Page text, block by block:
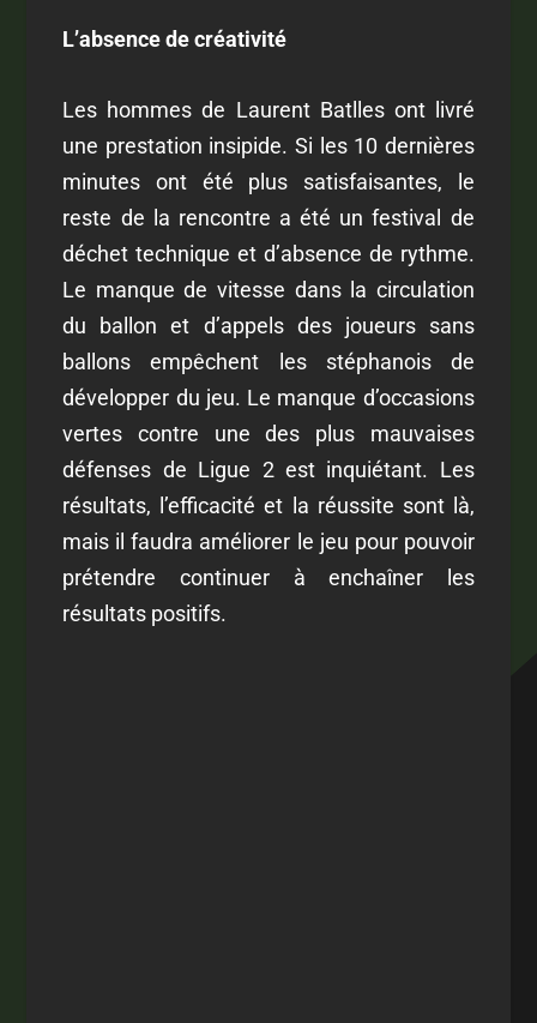
L’absence de créativité
Les hommes de Laurent Batlles ont livré
une prestation insipide. Si les 10 dernières
minutes ont été plus satisfaisantes, le
reste de la rencontre a été un festival de
déchet technique et d’absence de rythme.
Le manque de vitesse dans la circulation
du ballon et d’appels des joueurs sans
ballons empêchent les stéphanois de
développer du jeu. Le manque d’occasions
vertes contre une des plus mauvaises
défenses de Ligue 2 est inquiétant. Les
résultats, l’efficacité et la réussite sont là,
mais il faudra améliorer le jeu pour pouvoir
prétendre continuer à enchaîner les
résultats positifs.